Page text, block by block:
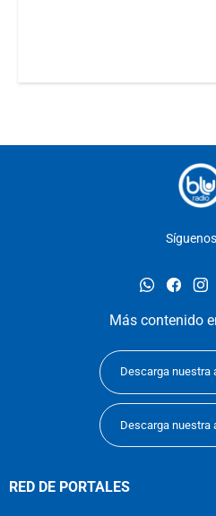
whatsapp
Más contenido
Descarga nuestra
Descarga nuestra
RED DE PORTALES